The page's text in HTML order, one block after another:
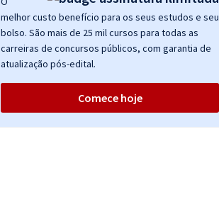
melhor custo benefício para os seus estudos e seu
bolso. São mais de 25 mil cursos para todas as
carreiras de concursos públicos, com garantia de
atualização pós-edital.
Comece hoje